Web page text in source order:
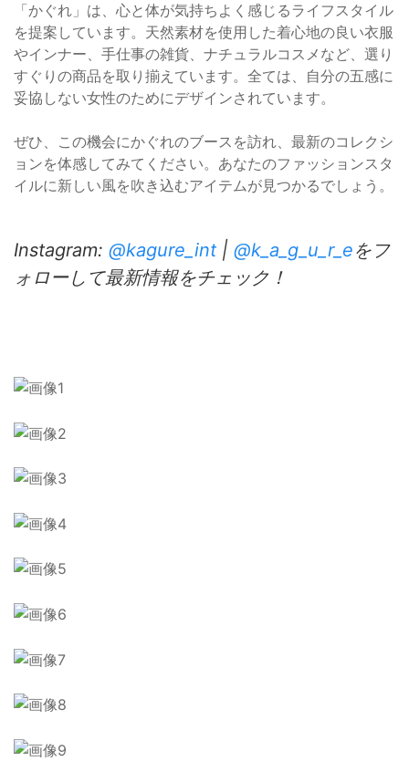
「かぐれ」は、心と体が気持ちよく感じるライフスタイル
を提案しています。天然素材を使用した着心地の良い衣服
やインナー、手仕事の雑貨、ナチュラルコスメなど、選り
すぐりの商品を取り揃えています。全ては、自分の五感に
妥協しない女性のためにデザインされています。
ぜひ、この機会にかぐれのブースを訪れ、最新のコレクシ
ョンを体感してみてください。あなたのファッションスタ
イルに新しい風を吹き込むアイテムが見つかるでしょう。
Instagram: @kagure_int | @k_a_g_u_r_eをフ
ォローして最新情報をチェック！